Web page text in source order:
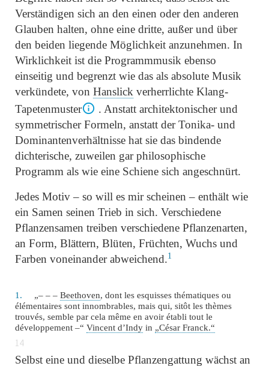
Verständigen sich an den einen oder den anderen
Glauben halten, ohne eine dritte, außer und über
den beiden liegende Möglichkeit anzunehmen. In
Wirklichkeit ist die Programmmusik ebenso
einseitig und begrenzt wie das als absolute Musik
verkündete, von Hanslick verherrlichte Klang-
Tapetenmuster
. Anstatt architektonischer und
symmetrischer Formeln, anstatt der Tonika- und
Dominantenverhältnisse hat sie das bindende
dichterische, zuweilen gar philosophische
Programm als wie eine Schiene sich angeschnürt.
Jedes Motiv – so will es mir scheinen – enthält wie
ein Samen seinen Trieb in sich. Verschiedene
Pflanzensamen treiben verschiedene Pflanzenarten,
an Form, Blättern, Blüten, Früchten, Wuchs und
Farben voneinander abweichend.1
1. „– – – Beethoven, dont les esquisses thématiques ou
élémentaires sont innombrables, mais qui, sitôt les thèmes
trouvés, semble par cela même en avoir établi tout le
développement –“ Vincent d’Indy in „César Franck.“
14
Selbst eine und dieselbe Pflanzengattung wächst an